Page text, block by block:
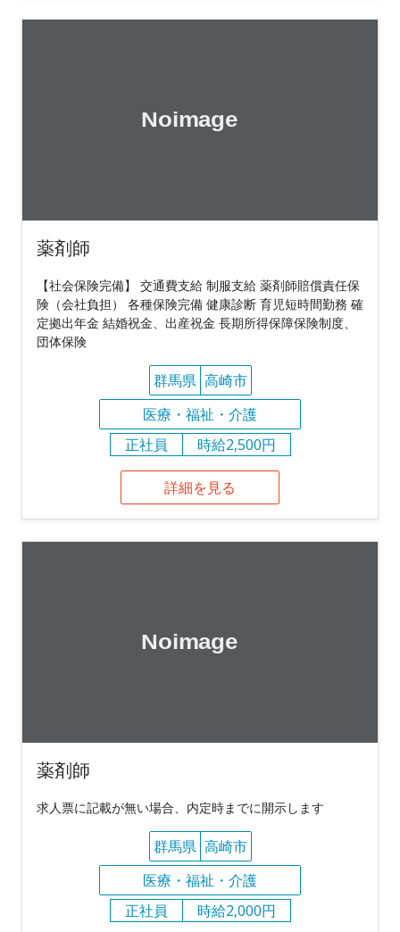
薬剤師
【社会保険完備】 交通費支給 制服支給 薬剤師賠償責任保
険（会社負担） 各種保険完備 健康診断 育児短時間勤務 確
定拠出年金 結婚祝金、出産祝金 長期所得保障保険制度、
団体保険
群馬県 高崎市
医療・福祉・介護
正社員
時給2,500円
詳細を見る
薬剤師
求人票に記載が無い場合、内定時までに開示します
群馬県 高崎市
医療・福祉・介護
正社員
時給2,000円